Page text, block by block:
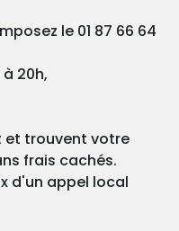
le 01 87 66 64
20h,
et trouvent votre
frais cachés.
d'un appel local